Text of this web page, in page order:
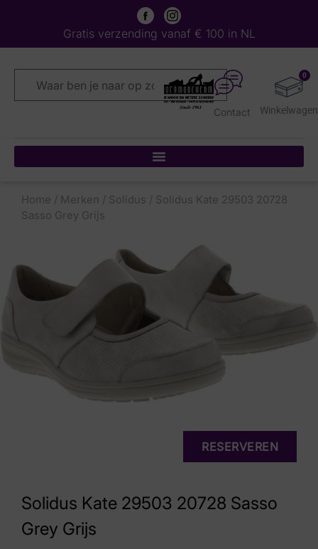
Gratis verzending vanaf € 100 in NL
0
Contact
Home / Merken / Solidus / Solidus Kate 29503 20728
Sasso Grey Grijs
Solidus Kate 29503 20728 Sasso
Grey Grijs
RESERVEREN